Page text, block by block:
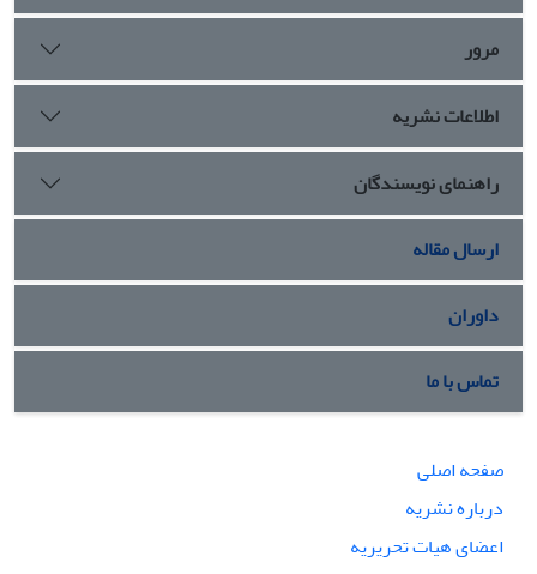
مرور
اطلاعات نشریه
راهنمای نویسندگان
ارسال مقاله
داوران
تماس با ما
صفحه اصلی
درباره نشریه
اعضای هیات تحریریه